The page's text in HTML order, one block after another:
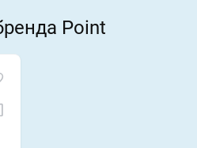
Point